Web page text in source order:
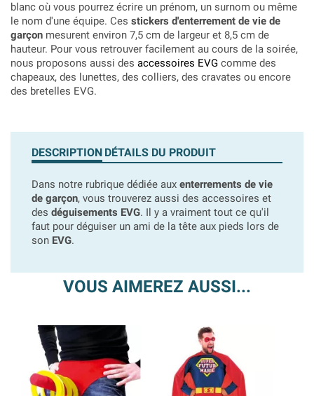
blanc où vous pourrez écrire un prénom, un surnom ou même
le nom d'une équipe. Ces stickers d'enterrement de vie de
garçon mesurent environ 7,5 cm de largeur et 8,5 cm de
hauteur. Pour vous retrouver facilement au cours de la soirée,
nous proposons aussi des accessoires EVG comme des
chapeaux, des lunettes, des colliers, des cravates ou encore
des bretelles EVG.
DESCRIPTION DÉTAILS DU PRODUIT
Dans notre rubrique dédiée aux enterrements de vie
de garçon, vous trouverez aussi des accessoires et
des déguisements EVG. Il y a vraiment tout ce qu'il
faut pour déguiser un ami de la tête aux pieds lors de
son EVG.
VOUS AIMEREZ AUSSI...